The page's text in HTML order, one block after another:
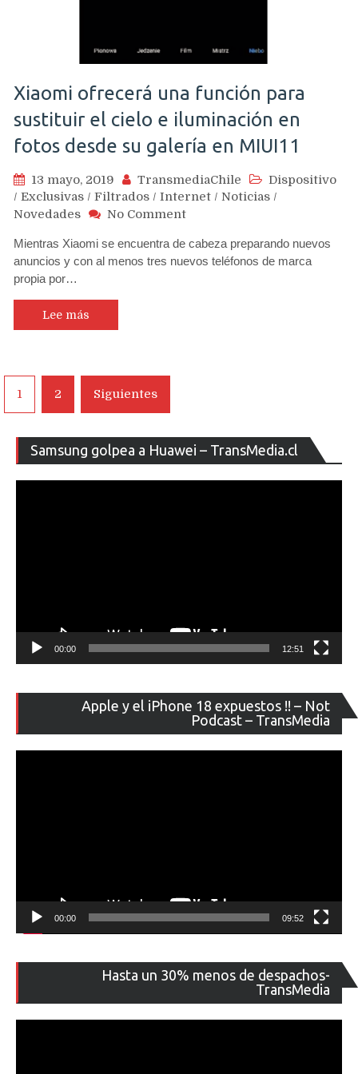
Xiaomi ofrecerá una función para
sustituir el cielo e iluminación en
fotos desde su galería en MIUI11
13 mayo, 2019 TransmediaChile
Dispositivo
/ Exclusivas / Filtrados / Internet / Noticias /
Novedades
No Commenton
ofrecerá
una
su
galería
en
Mientras Xiaomi se encuentra de cabeza preparando nuevos
anuncios y con al menos tres nuevos teléfonos de marca
propia por…
Lee más
Navegación
de
entradas
1 2 Siguientes
Samsung golpea a Huawei – TransMedia.cl
de
00:00 12:51
Apple y el iPhone 18 expuestos !! – Not
Podcast – TransMedia
de
00:00 09:52
Hasta un 30% menos de despachos-
TransMedia
de